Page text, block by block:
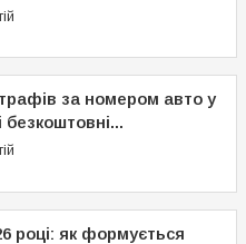
за номером авто у
безкоштовні...
році: як формується